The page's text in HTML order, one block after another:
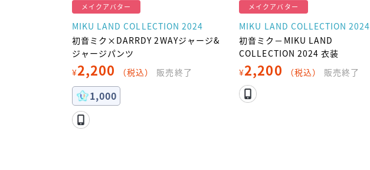
メイクアバター
MIKU LAND COLLECTION 2024
初音ミク×DARRDY 2WAYジャージ&
ジャージパンツ
¥2,200 （税込） 販売終了
1,000
メイクアバター
MIKU LAND COLLECTION 2024
初音ミク－MIKU LAND
COLLECTION 2024 衣装
¥2,200 （税込） 販売終了